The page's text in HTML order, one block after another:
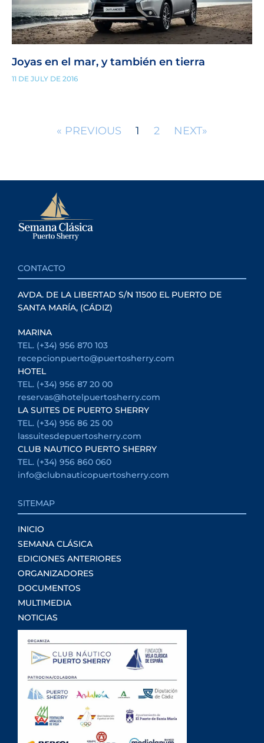
Joyas en el mar, y también en tierra
11 DE JULY DE 2016
« PREVIOUS 1 2 NEXT»
CONTACTO
AVDA. DE LA LIBERTAD S/N 11500 EL PUERTO DE
SANTA MARÍA, (CÁDIZ)
MARINA
TEL. (+34) 956 870 103
recepcionpuerto@puertosherry.com
HOTEL
TEL. (+34) 956 87 20 00
reservas@hotelpuertosherry.com
LA SUITES DE PUERTO SHERRY
TEL. (+34) 956 86 25 00
lassuitesdepuertosherry.com
CLUB NAUTICO PUERTO SHERRY
TEL. (+34) 956 860 060
info@clubnauticopuertosherry.com
SITEMAP
INICIO
SEMANA CLÁSICA
EDICIONES ANTERIORES
ORGANIZADORES
DOCUMENTOS
MULTIMEDIA
NOTICIAS